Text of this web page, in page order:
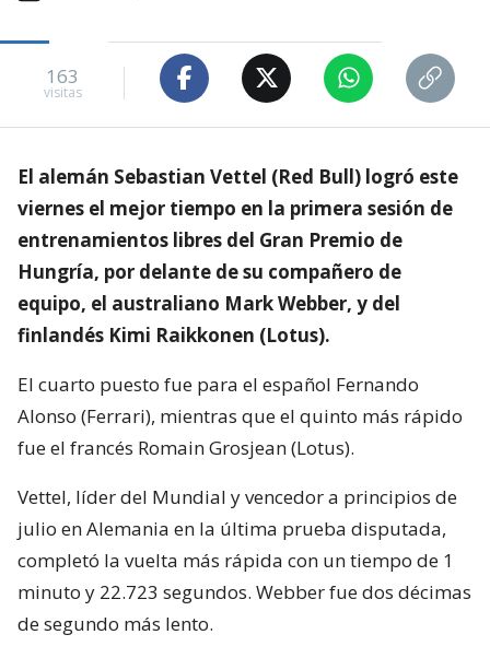
163
visitas
El alemán Sebastian Vettel (Red Bull) logró este
viernes el mejor tiempo en la primera sesión de
entrenamientos libres del Gran Premio de
Hungría, por delante de su compañero de
equipo, el australiano Mark Webber, y del
finlandés Kimi Raikkonen (Lotus).
El cuarto puesto fue para el español Fernando
Alonso (Ferrari), mientras que el quinto más rápido
fue el francés Romain Grosjean (Lotus).
Vettel, líder del Mundial y vencedor a principios de
julio en Alemania en la última prueba disputada,
completó la vuelta más rápida con un tiempo de 1
minuto y 22.723 segundos. Webber fue dos décimas
de segundo más lento.